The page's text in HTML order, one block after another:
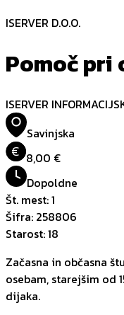
ISERVER D.O.O.
Pomoč
ISERVER
Savinjska
€ 8,00 €
Dopoldne
Št. mest:1
Šifra: 258806
Starost:18
Začasna in občasna
osebam, starejšim od
dijaka.